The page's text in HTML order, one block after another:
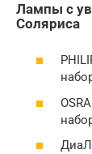
Лампы с
Соляриса